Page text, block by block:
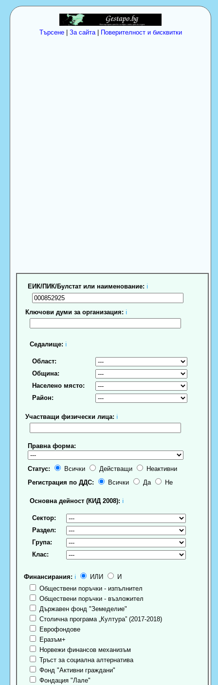
Търсене| За сайта| Поверителност и бисквитки
ЕИК/ПИК/Булстат или наименование: ℹ
Ключови думи за организация: ℹ
Седалище: ℹ
Област:
Община:
Населено място:
Район:
Участващи физически лица: ℹ
Правна форма:
Статус: Всички Действащи
Неактивни
Регистрация по ДДС:
Всички Да Не
Основна дейност (КИД 2008): ℹ
Сектор:
Раздел:
Група:
Клас:
Финансирания: ℹ ИЛИ
И
Обществени поръчки - изпълнител
Обществени поръчки - възложител
Държавен фонд "Земеделие"
Столична програма „Култура” (2017-2018)
Еврофондове
Еразъм+
Норвежи финансов механизъм
Тръст за социална алтернатива
Фонд "Активни граждани"
Фондация "Лале"